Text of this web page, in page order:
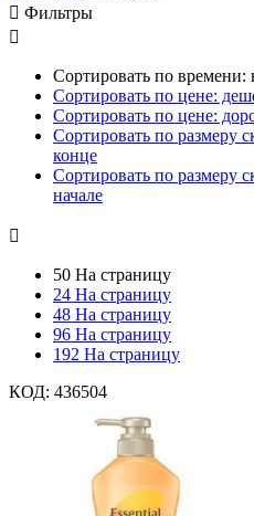
 Фильтры

Сортировать по
Сортировать по цене:
Сортировать по цене:
Сортировать по размеру
конце
Сортировать по размеру
начале

50 На страницу
24 На страницу
48 На страницу
96 На страницу
192 На страницу
КОД: 436504